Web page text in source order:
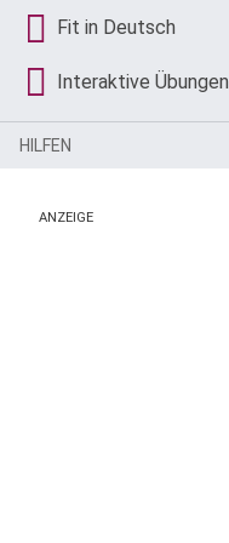
Fit in Deutsch
Interaktive Übungen
HILFEN
ANZEIGE